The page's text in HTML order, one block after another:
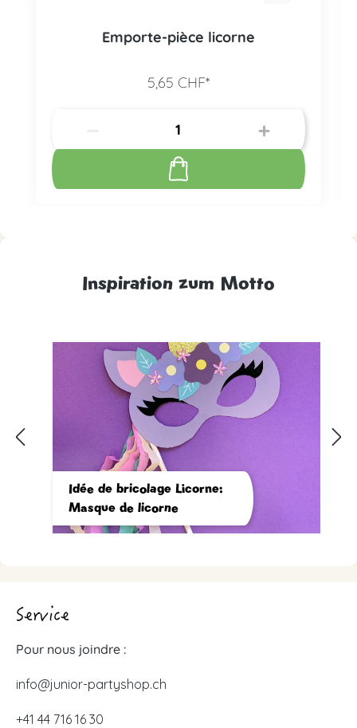
Emporte-pièce licorne
5,65 CHF*
Inspiration zum Motto
Idée de bricolage Licorne:
Masque de licorne
Service
Pour nous joindre :
info@junior-partyshop.ch
+41 44 716 16 30